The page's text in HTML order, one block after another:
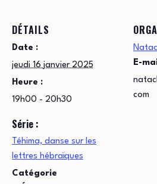
DÉTAILS
Date :
jeudi 16 janvier 2025
Heure :
19h00 - 20h30
Série :
Téhima, danse sur les
lettres hébraïques
Catégorie
E-
com